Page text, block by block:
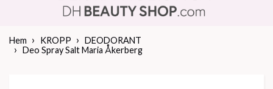
Hem KROPP
DEODORANT
Deo Spray Salt Maria Åkerberg